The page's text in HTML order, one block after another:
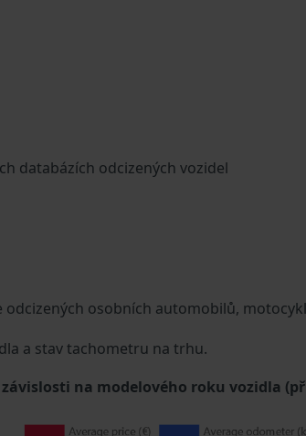
databázích odcizených vozidel
odcizených osobních automobilů,
a stav tachometru na trhu.
na modelového roku vozidla